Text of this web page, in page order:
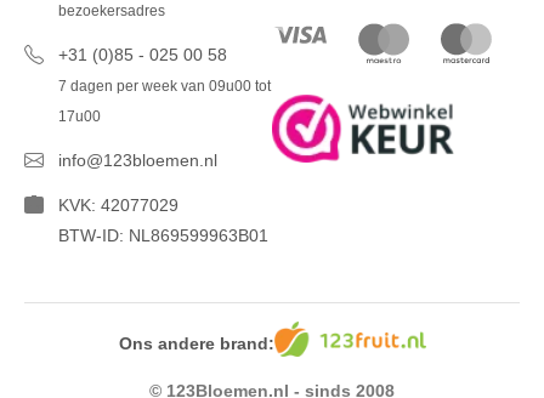
bezoekersadres
+31 (0)85 - 025 00 58
7 dagen per week van 09u00 tot
17u00
info@123bloemen.nl
KVK: 42077029
BTW-ID: NL869599963B01
Ons andere brand:
© 123Bloemen.nl - sinds 2008